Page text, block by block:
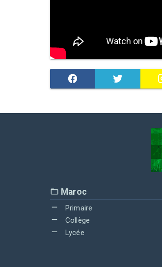
Maroc
Primaire
Collège
Lycée